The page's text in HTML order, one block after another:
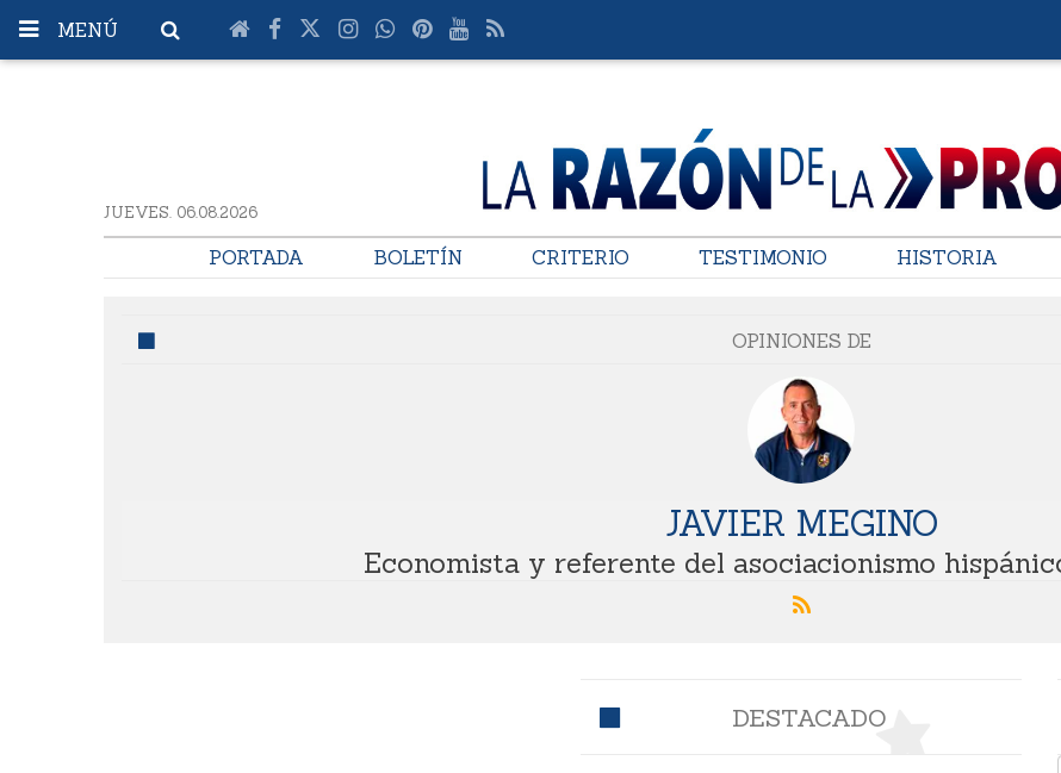
MENÚ
JUEVES. 06.08.2026
PORTADA BOLETÍN CRITERIO TESTIMONIO HISTORIA
OPINIONES DE
JAVIER MEGINO
Economista y referente del asociacionismo
DESTACADO